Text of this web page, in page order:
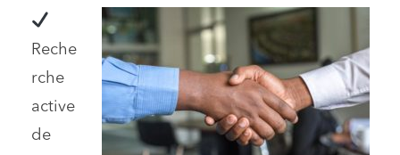
Reche
rche
active
de